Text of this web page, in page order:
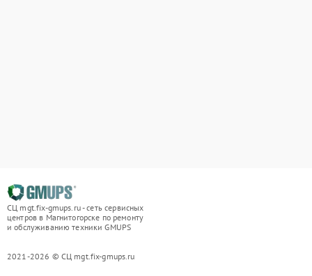
СЦ mgt.fix-gmups.ru - сеть сервисных
центров в Магнитогорске по ремонту
и обслуживанию техники GMUPS
2021-2026 © СЦ mgt.fix-gmups.ru